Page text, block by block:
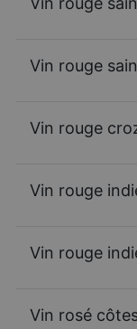
Vin rouge
Vin rouge
Vin rouge
Vin rouge
Vin rosé